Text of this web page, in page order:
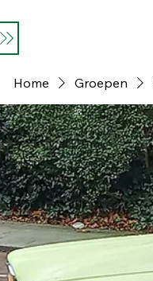
Home Groepen